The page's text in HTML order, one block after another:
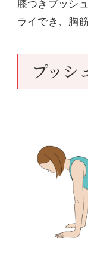
膝つきプッシ
ライでき、胸
プッシ